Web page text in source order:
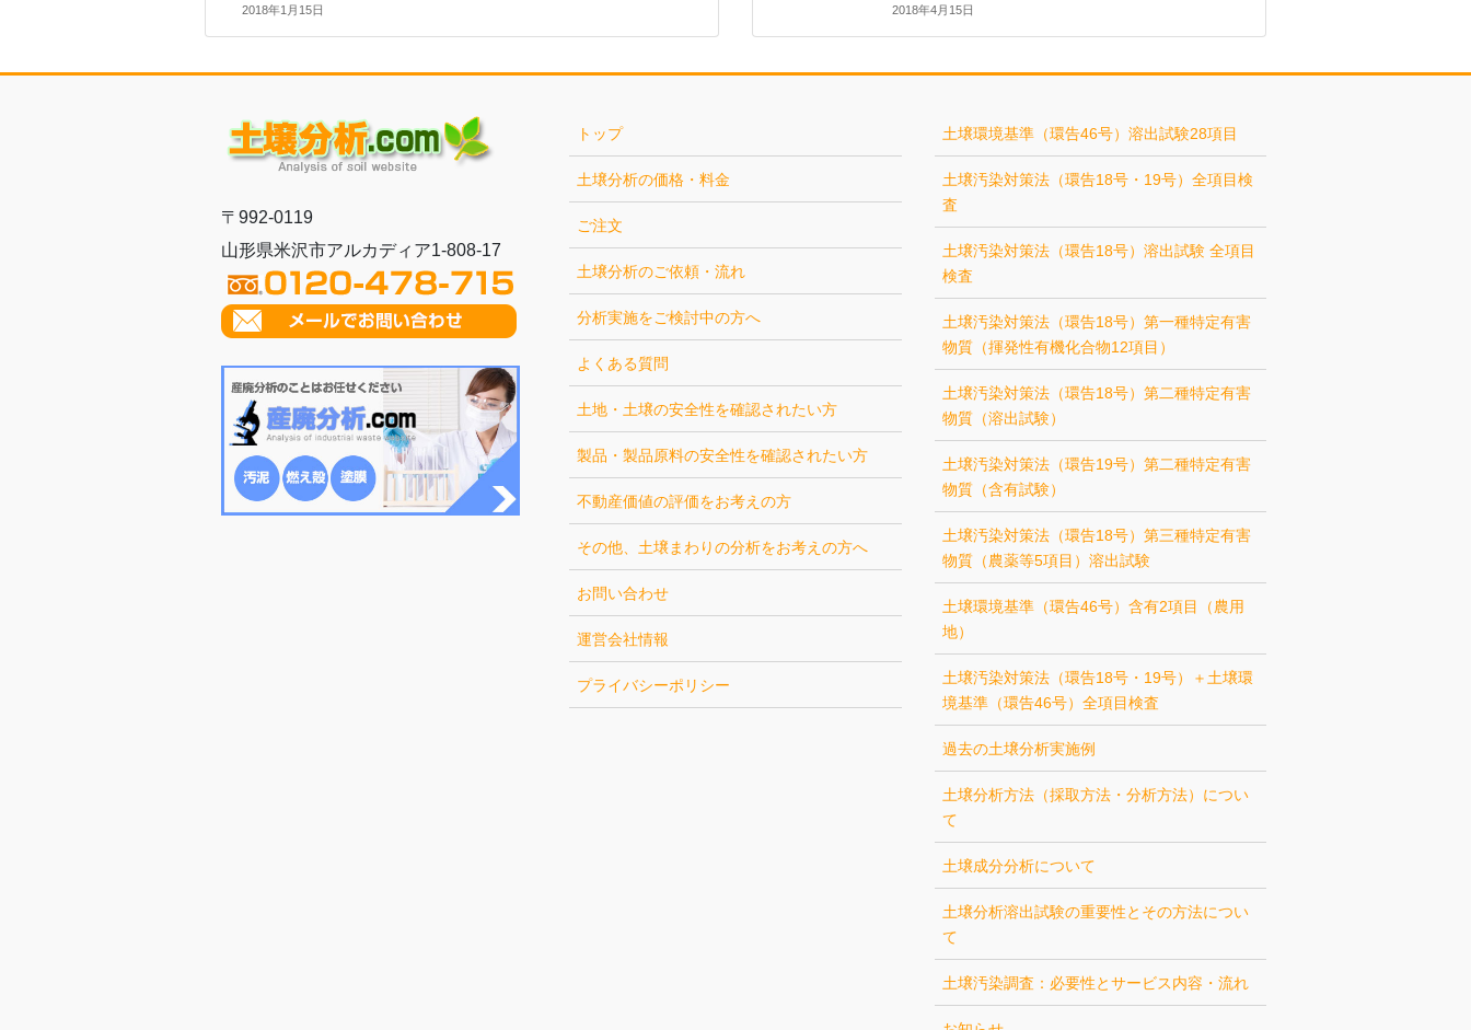
2018年1月15日 2018年4月15日
〒992-0119
山形県米沢市アルカディア1-808-17
トップ
土壌分析の価格・料金
ご注文
土壌分析のご依頼・流れ
分析実施をご検討中の方へ
よくある質問
土地・土壌の安全性を確認されたい方
製品・製品原料の安全性を確認されたい方
不動産価値の評価をお考えの方
その他、土壌まわりの分析をお考えの方へ
お問い合わせ
運営会社情報
プライバシーポリシー
土壌環境基準（環告46号）溶出試験28項目
土壌汚染対策法（環告18号・19号）全項目検
査
土壌汚染対策法（環告18号）溶出試験 全項目
検査
土壌汚染対策法（環告18号）第一種特定有害
物質（揮発性有機化合物12項目）
土壌汚染対策法（環告18号）第二種特定有害
物質（溶出試験）
土壌汚染対策法（環告19号）第二種特定有害
物質（含有試験）
土壌汚染対策法（環告18号）第三種特定有害
物質（農薬等5項目）溶出試験
土壌環境基準（環告46号）含有2項目（農用
地）
土壌汚染対策法（環告18号・19号）＋土壌環
境基準（環告46号）全項目検査
過去の土壌分析実施例
土壌分析方法（採取方法・分析方法）につい
て
土壌成分分析について
土壌分析溶出試験の重要性とその方法につい
て
土壌汚染調査：必要性とサービス内容・流れ